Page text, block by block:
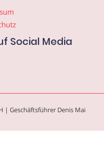
Social Media
| Geschäftsführer Denis Mai